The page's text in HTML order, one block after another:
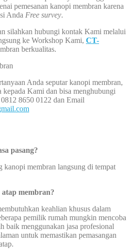
pemesanan kanopi membran karena
Anda Free survey.
silahkan hubungi kontak Kami melalui
ke Workshop Kami, CT-
berkualitas.
Anda seputar kanopi membran,
kepada Kami dan bisa menghubungi
8650 0122 dan Email
pasang?
kanopi membran langsung di tempat
atap membran?
keahlian khusus dalam
pemilik rumah mungkin mencoba
baik menggunakan jasa profesional
untuk memastikan pemasangan